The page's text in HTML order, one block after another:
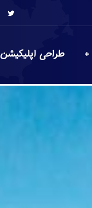
طراحی اپلیکیشن